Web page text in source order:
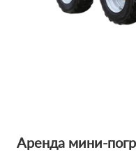
Аренда мини-